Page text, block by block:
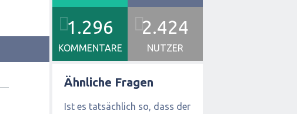
1.296
KOMMENTARE
2.424
NUTZER
Ähnliche Fragen
Ist es tatsächlich so, dass der